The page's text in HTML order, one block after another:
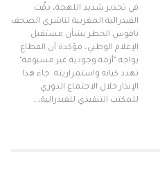
في تحذير شديد اللهجة، دقّت
الفيدرالية المغربية لناشري الصحف
ناقوس الخطر بشأن مستقبل
الإعلام الوطني، مؤكدة أن القطاع
يواجه "أزمة وجودية غير مسبوقة"
تهدد كيانه واستمراريته. جاء هذا
الإنذار خلال الاجتماع الدوري
للمكتب التنفيذي للفيدرالية،…